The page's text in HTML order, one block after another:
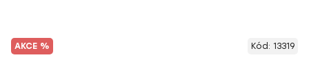
AKCE % Kód: 13319